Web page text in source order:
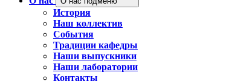
История
Наш коллектив
События
Традиции кафедры
Наши выпускники
Наши лаборатории
Контакты